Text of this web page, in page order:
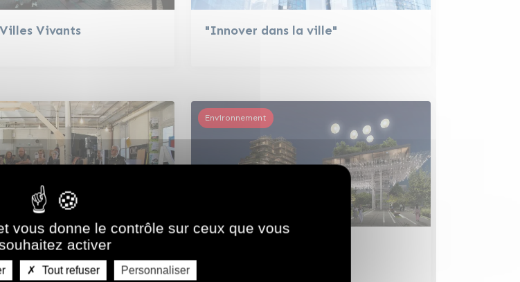
Vivants "Innover dans la ville"
Tiers-Lieux
Environnement
vous donne le contrôle sur ceux que vous
activer
Tout refuser Personnaliser